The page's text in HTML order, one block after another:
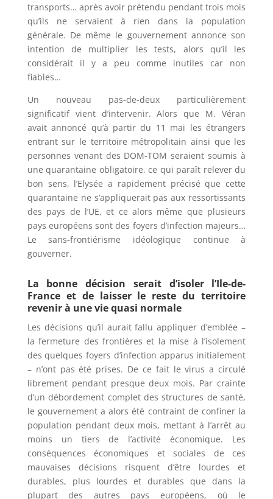
transports… après avoir prétendu pendant trois mois
qu’ils ne servaient à rien dans la population
générale. De même le gouvernement annonce son
intention de multiplier les tests, alors qu’il les
considérait il y a peu comme inutiles car non
fiables…
Un nouveau pas-de-deux particulièrement
significatif vient d’intervenir. Alors que M. Véran
avait annoncé qu’à partir du 11 mai les étrangers
entrant sur le territoire métropolitain ainsi que les
personnes venant des DOM-TOM seraient soumis à
une quarantaine obligatoire, ce qui paraît relever du
bon sens, l’Elysée a rapidement précisé que cette
quarantaine ne s’appliquerait pas aux ressortissants
des pays de l’UE, et ce alors même que plusieurs
pays européens sont des foyers d’infection majeurs…
Le sans-frontiérisme idéologique continue à
gouverner.
La bonne décision serait d’isoler l’Ile-de-
France et de laisser le reste du territoire
revenir à une vie quasi normale
Les décisions qu’il aurait fallu appliquer d’emblée –
la fermeture des frontières et la mise à l’isolement
des quelques foyers d’infection apparus initialement
– n’ont pas été prises. De ce fait le virus a circulé
librement pendant presque deux mois. Par crainte
d’un débordement complet des structures de santé,
le gouvernement a alors été contraint de confiner la
population pendant deux mois, mettant à l’arrêt au
moins un tiers de l’activité économique. Les
conséquences économiques et sociales de ces
mauvaises décisions risquent d’être lourdes et
durables, plus lourdes et durables que dans la
plupart des autres pays européens, où le